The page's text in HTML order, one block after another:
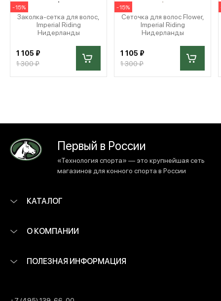
-15%
Заколка-сетка для волос,
Imperial Riding
Нидерланды
1 105 ₽
1 300 ₽
-15%
Сеточка для волос Flower,
Imperial Riding
Нидерланды
1 105 ₽
1 300 ₽
Первый в России
«Технология спорта» — это крупнейшая сеть
магазинов для конного спорта в России
КАТАЛОГ
О КОМПАНИИ
ПОЛЕЗНАЯ ИНФОРМАЦИЯ